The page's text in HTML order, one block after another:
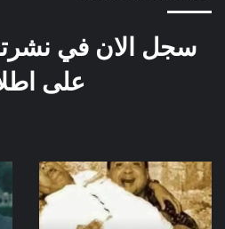
سجل الان في
على
عبدالمنعم
مدبولى
وعلاء
ولى